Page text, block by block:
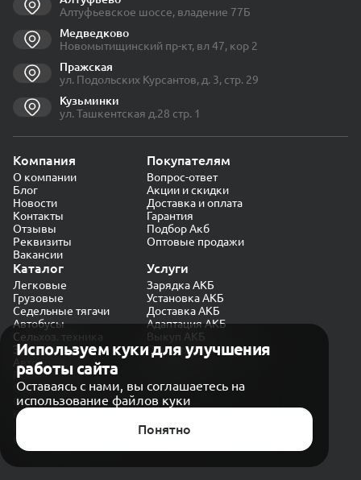
Используем куки для улучшения
работы сайта
Оставаясь с нами, вы соглашаетесь на
использование файлов куки
Понятно
Алтуфьевское шоссе, владение 77Б
Медведково
Новомытищинский пр-кт, вл 47, кор 2
Пражская
ул. Подольских Курсантов, д. 3, стр. 29
Кузьминки
ул. Ташкентская д.28 стр. 1
Компания
О компании
Блог
Новости
Контакты
Отзывы
Реквизиты
Вакансии
Покупателям
Вопрос-ответ
Акции и скидки
Доставка и оплата
Гарантия
Подбор Акб
Оптовые продажи
Каталог
Легковые
Грузовые
Седельные тягачи
Автобусы
Сельхоз. техника
Экскаваторы
Автокраны
Услуги
Зарядка АКБ
Установка АКБ
Доставка АКБ
Адаптация АКБ
Выкуп АКБ
Проверка генератора
Политика конфиденциальности
Обработка персональных данных
Согласие на обработку в «Яндекс.Метрика»
Карта сайта
© CARAKB 2026. Все права защищены